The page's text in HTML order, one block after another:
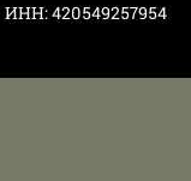
ИНН: 420549257954